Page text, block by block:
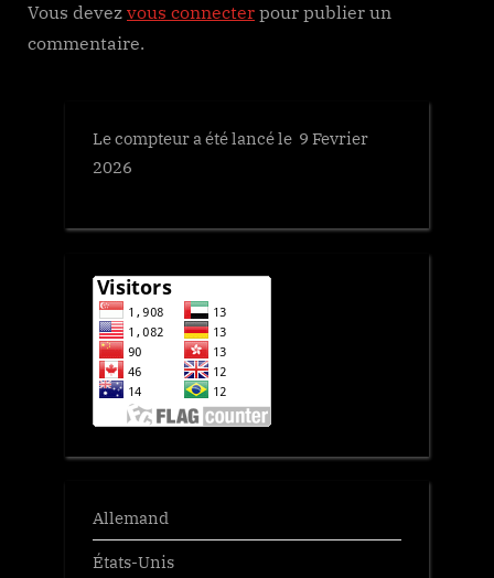
t
:
Vous devez vous connecter pour publier un
commentaire.
Le compteur a été lancé le 9 Fevrier
2026
Allemand
États-Unis